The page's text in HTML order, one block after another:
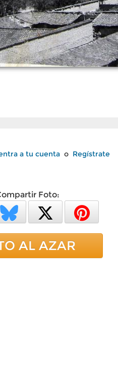
a tu cuenta o Regístrate
Foto:
AL AZAR